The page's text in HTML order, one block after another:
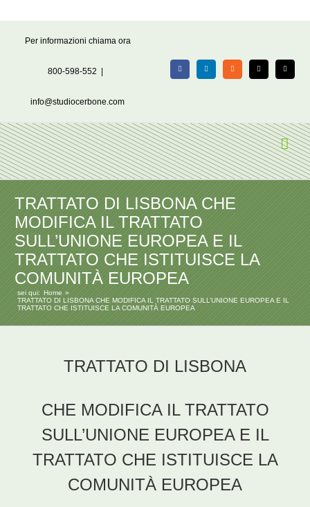
Per informazioni chiama ora
800-598-552
info@studiocerbone.com
FacebookLinkedIn Rss X Email
TRATTATO DI LISBONA CHE
MODIFICA IL TRATTATO
SULL’UNIONE EUROPEA E IL
TRATTATO CHE ISTITUISCE LA
COMUNITÀ EUROPEA
sei qui:
Home
TRATTATO DI LISBONA CHE MODIFICA IL TRATTATO SULL’UNIONE EUROPEA E IL
TRATTATO CHE ISTITUISCE LA COMUNITÀ EUROPEA
TRATTATO DI LISBONA
CHE MODIFICA IL TRATTATO
SULL’UNIONE EUROPEA E IL
TRATTATO CHE ISTITUISCE LA
COMUNITÀ EUROPEA